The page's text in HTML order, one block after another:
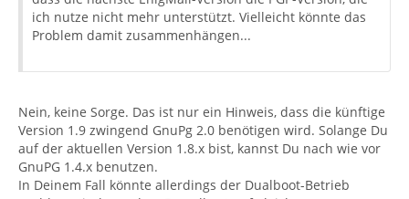
ich nutze nicht mehr unterstützt. Vielleicht könnte das
Problem damit zusammenhängen...
Nein, keine Sorge. Das ist nur ein Hinweis, dass die künftige
Version 1.9 zwingend GnuPg 2.0 benötigen wird. Solange Du
auf der aktuellen Version 1.8.x bist, kannst Du nach wie vor
GnuPG 1.4.x benutzen.
In Deinem Fall könnte allerdings der Dualboot-Betrieb